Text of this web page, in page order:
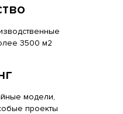
3500 м2
модели,
проекты